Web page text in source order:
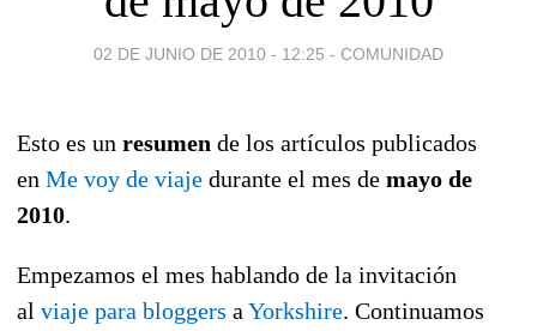
02 DE JUNIO DE 2010 - 12:25 - COMUNIDAD
Esto es un resumen de los artículos publicados
en Me voy de viaje durante el mes de mayo de
2010.
Empezamos el mes hablando de la invitación
al viaje para bloggers a Yorkshire. Continuamos